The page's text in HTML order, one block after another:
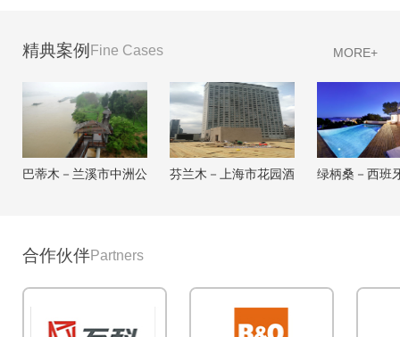
精典案例 Fine Cases MORE+
巴蒂木－兰溪市中洲公 芬兰木－上海市花园酒 绿柄桑－西班
合作伙伴Partners